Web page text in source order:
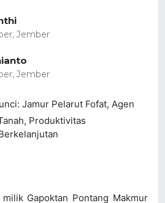
Jember
Jember
Jamur Pelarut Fofat, Agen
Produktivitas
Gapoktan Pontang Makmur